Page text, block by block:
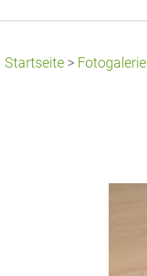
Startseite > Fotogalerie